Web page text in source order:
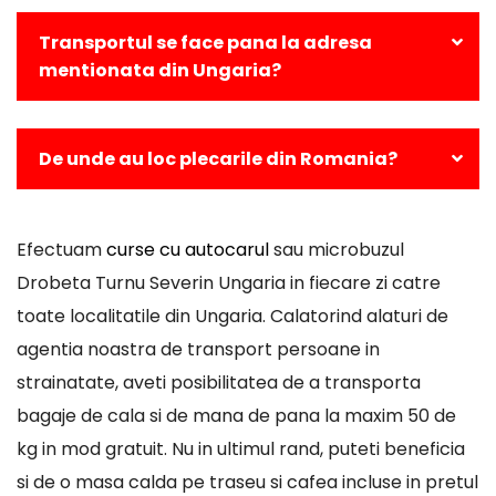
persoane Drobeta Turnu Severin Ungaria sau puteti
face rezervare si prin telefon.
Transportul se face pana la adresa
mentionata din Ungaria?
Ungaria se vor efectua la adresa specificata de dvs.
De unde au loc plecarile din Romania?
statiile oraselor din care fac parte.
Efectuamcurse cu autocarulsau microbuzul
Drobeta Turnu Severin Ungaria in fiecare zi catre
toate localitatile din Ungaria. Calatorind alaturi de
agentia noastra de transport persoane in
strainatate, aveti posibilitatea de a transporta
bagaje de cala si de mana de pana la maxim 50 de
kg in mod gratuit. Nu in ultimul rand, puteti beneficia
si de o masa calda pe traseu si cafea incluse in pretul